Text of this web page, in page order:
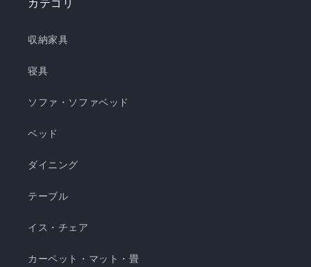
き枕 ❄️強冷感3層ごろ寝マット ❄️強冷感ソファーパ
ッド ❄️強冷感極厚ラグ 🍃【New!!】通年使えるレ
ケット ・選べる4サイズ(ハーフ/シングル/セミダ
シブル仕様 ・柔らかくてとろっとしたくしゅくし
濯できてお手入れ簡単 瞬間避暑地 くしゅくしゅケ
暑地 くしゅくしゅケット SD...
収納家具
寝具
ソファ・ソファベッド
ベッド
ダイニング
テーブル
イス・チェア
カーペット・マット・畳